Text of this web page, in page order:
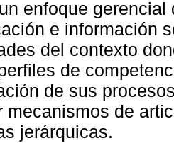
enfoque
e información
del contexto
de
de sus
mecanismos de
jerárquicas.